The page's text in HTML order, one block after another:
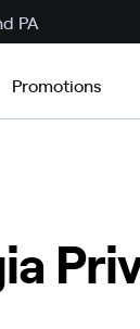
PA
Promotions